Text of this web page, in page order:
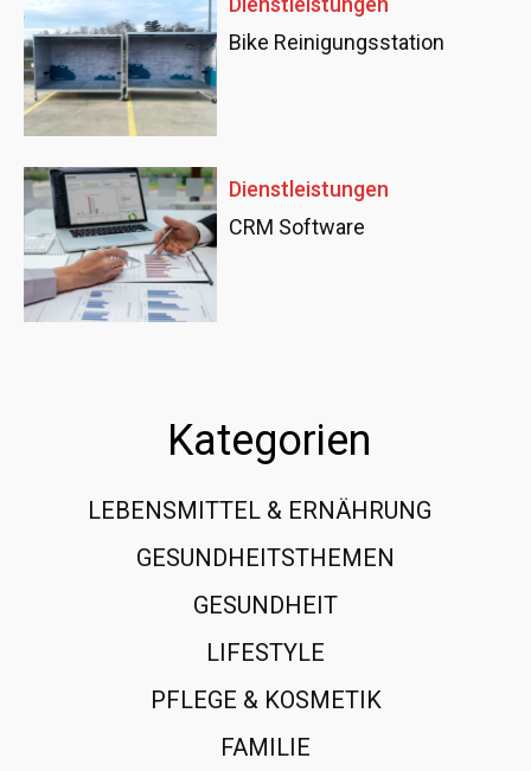
Bike Reinigungsstation
Dienstleistungen
CRM Software
Kategorien
LEBENSMITTEL & ERNÄHRUNG
GESUNDHEITSTHEMEN
GESUNDHEIT
LIFESTYLE
PFLEGE & KOSMETIK
FAMILIE